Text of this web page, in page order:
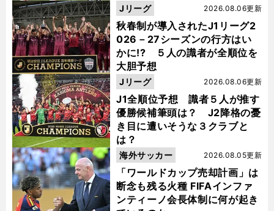
秋春制が導入されたJ1リーグ2
026－27シーズンの行方はい
かに!? ５人の識者が全順位を
大胆予想
2026.08.06更新
Jリーグ
J1全順位予想 識者５人が推す
優勝候補筆頭は？ J2降格の憂
き目に遭いそうな３クラブと
は？
2026.08.06更新
Jリーグ
「ワールドカップ売却計画」は
断念も残る火種 FIFAインファ
ンティーノ会長体制に何が起き
2026.08.05更新
海外サッカー